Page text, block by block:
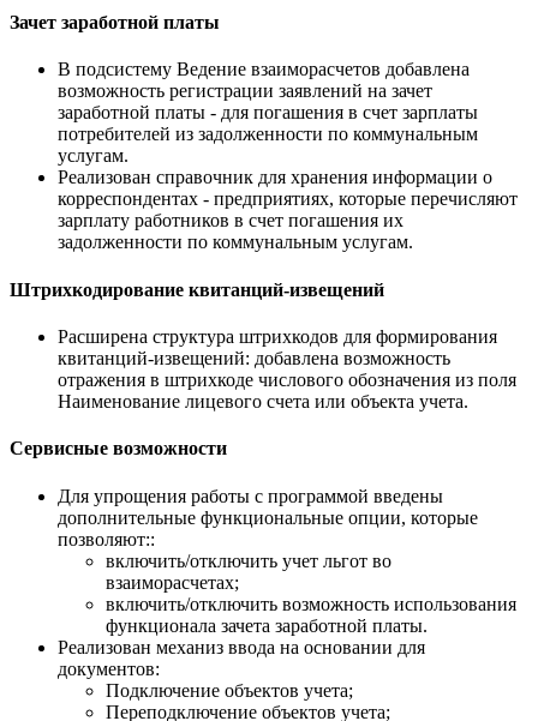
Зачет заработной платы
В подсистему Ведение взаиморасчетов добавлена
возможность регистрации заявлений на зачет
заработной платы - для погашения в счет зарплаты
потребителей из задолженности по коммунальным
услугам.
Реализован справочник для хранения информации о
корреспондентах - предприятиях, которые перечисляют
зарплату работников в счет погашения их
задолженности по коммунальным услугам.
Штрихкодирование квитанций-извещений
Расширена структура штрихкодов для формирования
квитанций-извещений: добавлена возможность
отражения в штрихкоде числового обозначения из поля
Наименование лицевого счета или объекта учета.
Сервисные возможности
Для упрощения работы с программой введены
дополнительные функциональные опции, которые
позволяют::
включить/отключить учет льгот во
взаиморасчетах;
включить/отключить возможность использования
функционала зачета заработной платы.
Реализован механиз ввода на основании для
документов:
Подключение объектов учета;
Переподключение объектов учета;